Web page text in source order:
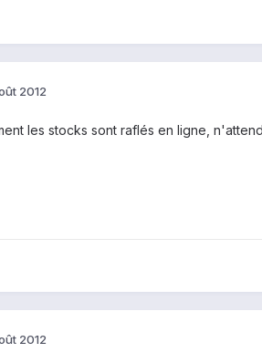
2012
les stocks sont raflés en ligne,
2012